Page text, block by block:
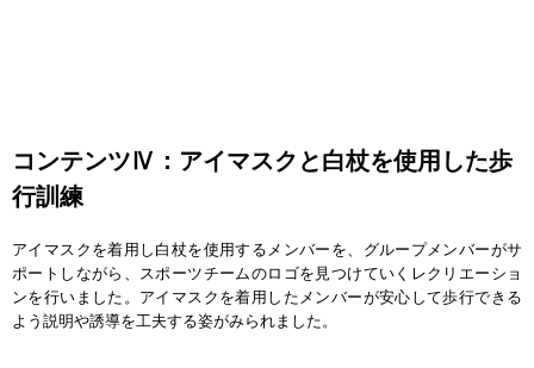
コンテンツⅣ：アイマスクと白杖を使用した歩
行訓練
アイマスクを着用し白杖を使用するメンバーを、グループメンバーがサ
ポートしながら、スポーツチームのロゴを見つけていくレクリエーショ
ンを行いました。アイマスクを着用したメンバーが安心して歩行できる
よう説明や誘導を工夫する姿がみられました。